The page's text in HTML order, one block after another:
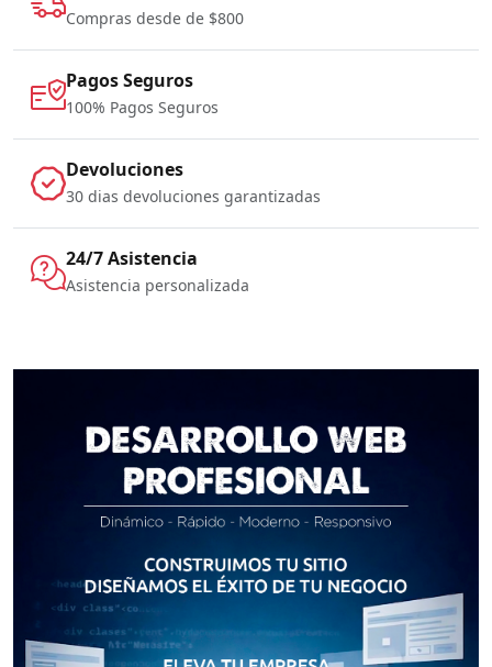
Compras desde de $800
Pagos Seguros
100% Pagos Seguros
Devoluciones
30 dias devoluciones garantizadas
24/7 Asistencia
Asistencia personalizada